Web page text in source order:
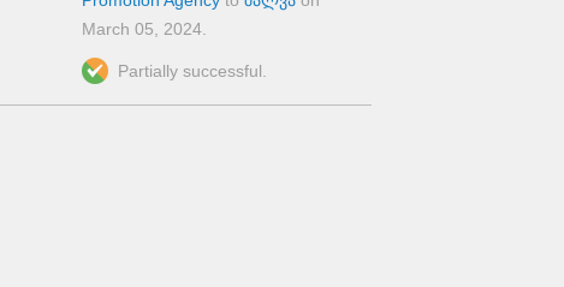
March 05, 2024
Partially successful.